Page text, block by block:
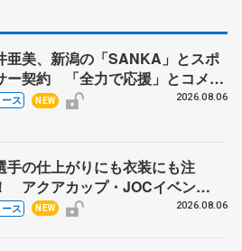
亜美、新潟の「SANKA」とスポ
ー契約 「全力で応援」とコメン
ス NEW 2026.08.06
手の仕上がりにも衣装にも注
アクアカップ・JOCイベン
ポッドキャスト#76を配信
ス NEW 2026.08.06